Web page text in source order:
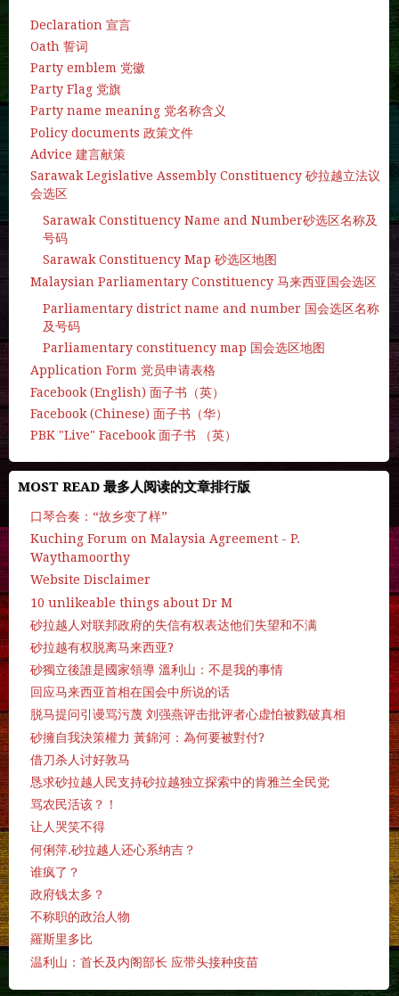
Declaration 宣言
Oath 誓词
Party emblem 党徽
Party Flag 党旗
Party name meaning 党名称含义
Policy documents 政策文件
Advice 建言献策
Sarawak Legislative Assembly Constituency 砂拉越立法议
会选区
Sarawak Constituency Name and Number砂选区名称及
号码
Sarawak Constituency Map 砂选区地图
Malaysian Parliamentary Constituency 马来西亚国会选区
Parliamentary district name and number 国会选区名称
及号码
Parliamentary constituency map 国会选区地图
Application Form 党员申请表格
Facebook (English) 面子书（英）
Facebook (Chinese) 面子书（华）
PBK "Live" Facebook 面子书 （英）
MOST READ 最多人阅读的文章排行版
口琴合奏：“故乡变了样”
Kuching Forum on Malaysia Agreement - P.
Waythamoorthy
Website Disclaimer
10 unlikeable things about Dr M
砂拉越人对联邦政府的失信有权表达他们失望和不满
砂拉越有权脱离马来西亚?
砂獨立後誰是國家領導 溫利山：不是我的事情
回应马来西亚首相在国会中所说的话
脱马提问引谩骂污蔑 刘强燕评击批评者心虚怕被戮破真相
砂擁自我決策權力 黃錦河：為何要被對付?
借刀杀人讨好敦马
恳求砂拉越人民支持砂拉越独立探索中的肯雅兰全民党
骂农民活该？！
让人哭笑不得
何俐萍.砂拉越人还心系纳吉？
谁疯了？
政府钱太多？
不称职的政治人物
羅斯里多比
温利山：首长及内阁部长 应带头接种疫苗